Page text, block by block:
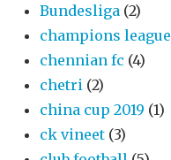
Bundesliga (2)
champions league
chennian fc (4)
chetri (2)
china cup 2019 (1)
ck vineet (3)